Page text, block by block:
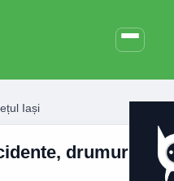
Iași
drumuri